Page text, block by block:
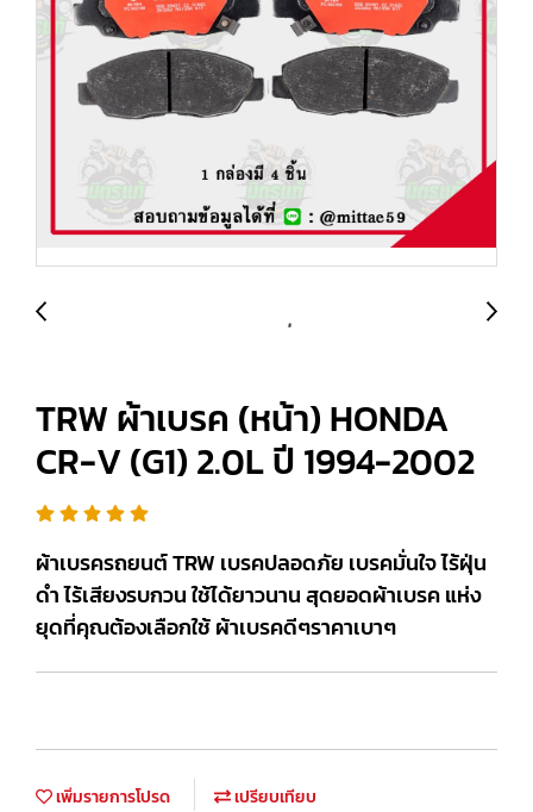
TRW ผ้าเบรค (หน้า) HONDA
CR-V (G1) 2.0L ปี 1994-2002
ผ้าเบรครถยนต์ TRW เบรคปลอดภัย เบรคมั่นใจ ไร้ฝุ่น
ดำ ไร้เสียงรบกวน ใช้ได้ยาวนาน สุดยอดผ้าเบรค แห่ง
ยุดที่คุณต้องเลือกใช้ ผ้าเบรคดีๆราคาเบาๆ
เพิ่มรายการโปรด เปรียบเทียบ